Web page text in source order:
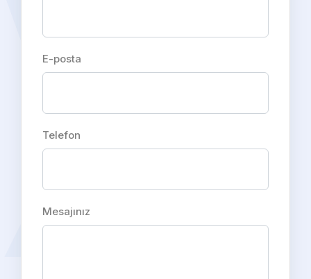
E-posta
Telefon
Mesajınız